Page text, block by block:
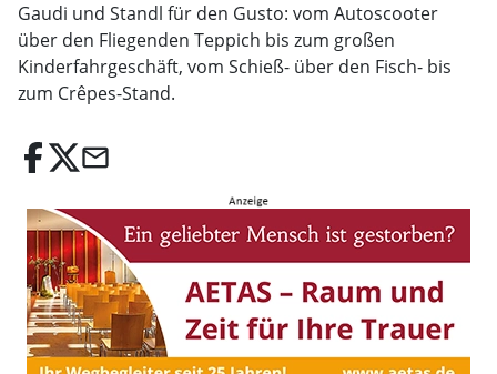
Gaudi und Standl für den Gusto: vom Autoscooter
über den Fliegenden Teppich bis zum großen
Kinderfahrgeschäft, vom Schieß- über den Fisch- bis
zum Crêpes-Stand.
email